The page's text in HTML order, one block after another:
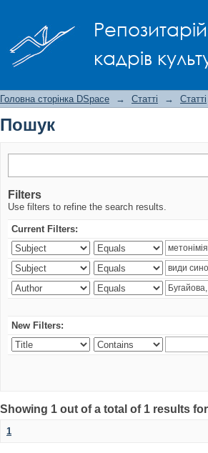
кадрів
Головна сторінка DSpace → Статті → Статті
Пошук
Filters
Use filters to refine the search results.
Current Filters:
New Filters:
Showing 1 out of a total of 1 results
1